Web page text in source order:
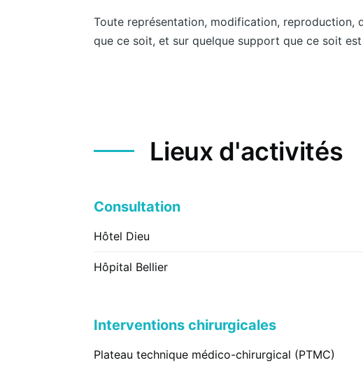
Toute représentation, modification, reproduction,
que ce soit, et sur quelque support que ce soit
Lieux d'activités
Consultation
Hôtel Dieu
Hôpital Bellier
Interventions chirurgicales
Plateau technique médico-chirurgical (PTMC)